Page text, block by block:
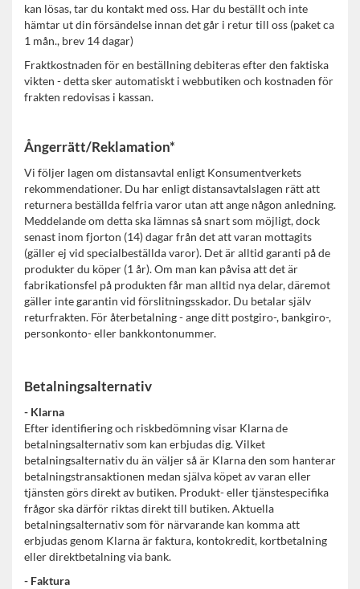
kan lösas, tar du kontakt med oss. Har du beställt och inte
hämtar ut din försändelse innan det går i retur till oss (paket ca
1 mån., brev 14 dagar)
Fraktkostnaden för en beställning debiteras efter den faktiska
vikten - detta sker automatiskt i webbutiken och kostnaden för
frakten redovisas i kassan.
Ångerrätt/Reklamation*
Vi följer lagen om distansavtal enligt Konsumentverkets
rekommendationer. Du har enligt distansavtalslagen rätt att
returnera beställda felfria varor utan att ange någon anledning.
Meddelande om detta ska lämnas så snart som möjligt, dock
senast inom fjorton (14) dagar från det att varan mottagits
(gäller ej vid specialbeställda varor). Det är alltid garanti på de
produkter du köper (1 år). Om man kan påvisa att det är
fabrikationsfel på produkten får man alltid nya delar, däremot
gäller inte garantin vid förslitningsskador. Du betalar själv
returfrakten. För återbetalning - ange ditt postgiro-, bankgiro-,
personkonto- eller bankkontonummer.
Betalningsalternativ
- Klarna
Efter identifiering och riskbedömning visar Klarna de
betalningsalternativ som kan erbjudas dig. Vilket
betalningsalternativ du än väljer så är Klarna den som hanterar
betalningstransaktionen medan själva köpet av varan eller
tjänsten görs direkt av butiken. Produkt- eller tjänstespecifika
frågor ska därför riktas direkt till butiken. Aktuella
betalningsalternativ som för närvarande kan komma att
erbjudas genom Klarna är faktura, kontokredit, kortbetalning
eller direktbetalning via bank.
- Faktura